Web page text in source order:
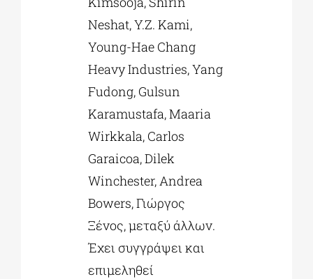
Neshat, Y.Z. Kami,
Young-Hae Chang
Heavy Industries, Yang
Fudong, Gulsun
Karamustafa, Maaria
Wirkkala, Carlos
Garaicoa, Dilek
Winchester, Andrea
Bowers, Γιώργος
Ξένος, μεταξύ άλλων.
Έχει συγγράψει και
επιμεληθεί